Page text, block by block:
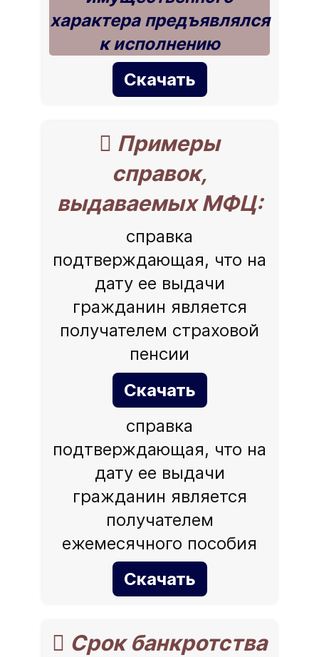
характера предъявлялся
к исполнению
Скачать
 Примеры
справок,
выдаваемых МФЦ:
справка
подтверждающая, что на
дату ее выдачи
гражданин является
получателем страховой
пенсии
Скачать
справка
подтверждающая, что на
дату ее выдачи
гражданин является
получателем
ежемесячного пособия
Скачать
 Срок банкротства